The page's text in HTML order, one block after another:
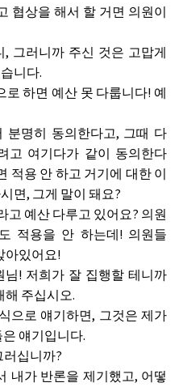
협상을 해서 할 거면 의원이
그러니까 주신 것은 고맙게
니다.
로 하면 예산 못 다룹니다! 예
분명히 동의한다고, 그때 다
고 여기다가 같이 동의한다
적용 안 하고 거기에 대한 이
면, 그게 말이 돼요?
고 예산 다루고 있어요? 의원
적용을 안 하는데! 의원들
아있어요!
! 저희가 잘 집행할 테니까
해 주십시오.
으로 얘기하면, 그것은 제가
얘기입니다.
러십니까?
내가 반론을 제기했고, 어떻